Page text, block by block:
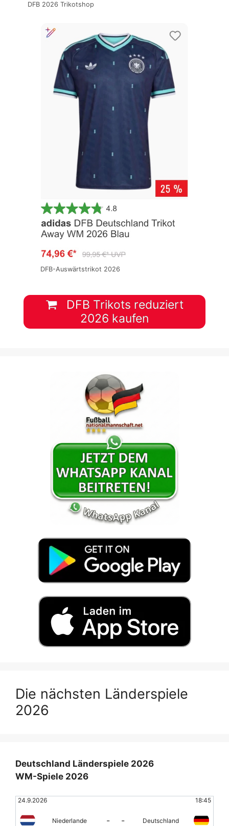
DFB 2026 Trikotshop
DFB-Auswärtstrikot 2026
DFB Trikots reduziert
2026 kaufen
Die nächsten Länderspiele
2026
Deutschland Länderspiele 2026
WM-Spiele 2026
24.9.2026 18:45
Niederlande - - Deutschland